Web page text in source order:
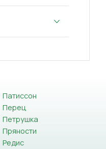
Патиссон
Перец
Петрушка
Пряности
Редис